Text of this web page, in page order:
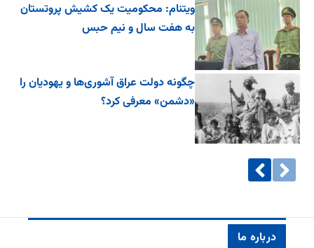
ویتنام: محکومیت یک کشیش پروتستان
به هفت سال و نیم حبس
چگونه دولت عراق آشوری‌ها و یهودیان را
«دشمن» معرفی کرد؟
درباره ما